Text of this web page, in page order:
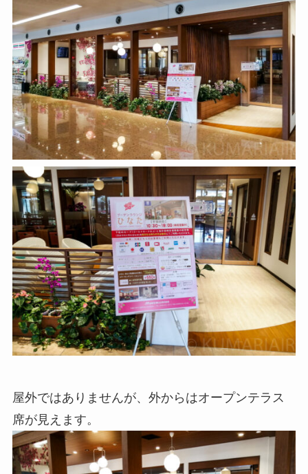
屋外ではありませんが、外からはオープンテラス
席が見えます。